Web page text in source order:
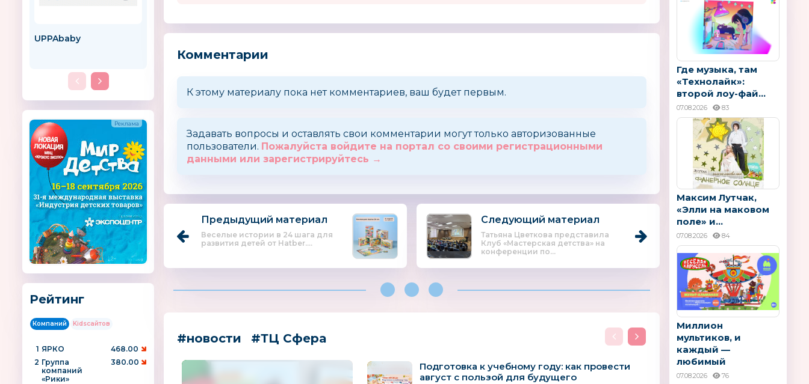
UPPAbaby BABY WATCH
Франция
Nanoblock
Япония
Рейтинг
Компаний Kidsсайтов
1 ЯРКО
468.00
2 Группа
компаний
«Рики»
380.00
Комментарии
К этому материалу пока нет комментариев, ваш будет первым.
Задавать вопросы и оставлять свои комментарии могут только авторизованные
пользователи. Пожалуйста войдите на портал со своими регистрационными
данными или зарегистрируйтесь →
Предыдущий материал
Веселые истории в 24 шага для
развития детей от Hatber....
Следующий материал
Татьяна Цветкова представила
Клуб «Мастерская детства» на
конференции по...
#новости #ТЦ Сфера
Подготовка к учебному году: как провести
август с пользой для будущего
Где музыка, там
«Технолайк»:
второй лоу-фай...
07.08.2026 83
Максим Лутчак,
«Элли на маковом
поле» и...
07.08.2026 84
Миллион
мультиков, и
каждый —
любимый
07.08.2026 76